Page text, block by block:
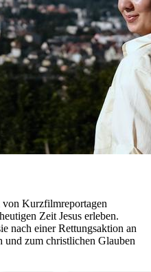
Kurzfilmreportagen
Zeit Jesus erleben.
nach einer Rettungsaktion an
und zum christlichen Glauben